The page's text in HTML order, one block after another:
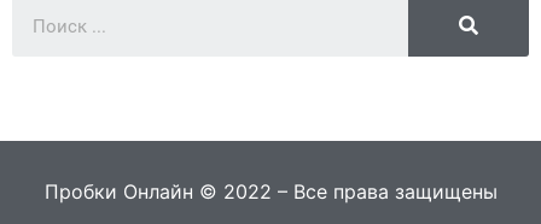
Пробки Онлайн © 2022 – Все права защищены